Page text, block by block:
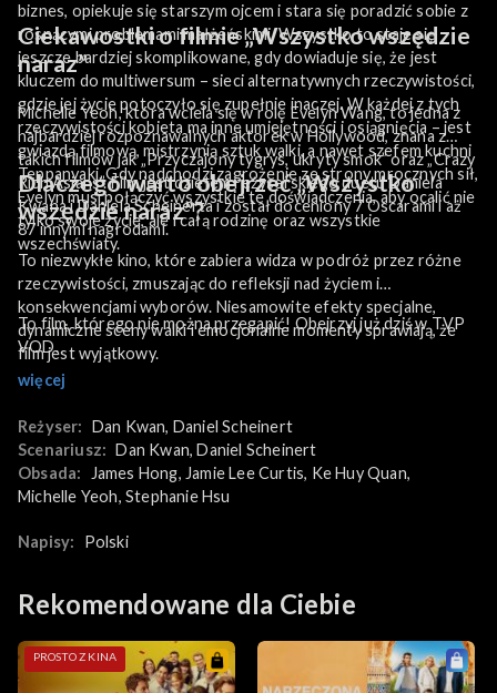
biznes, opiekuje się starszym ojcem i stara się poradzić sobie z
rosnącymi problemami małżeńskimi. Wszystko to staje się
jeszcze bardziej skomplikowane, gdy dowiaduje się, że jest
kluczem do multiwersum – sieci alternatywnych rzeczywistości,
gdzie jej życie potoczyło się zupełnie inaczej. W każdej z tych
rzeczywistości kobieta ma inne umiejętności i osiągnięcia – jest
gwiazdą filmową, mistrzynią sztuk walki, a nawet szefem kuchni
Teppanyaki. Gdy nadchodzi zagrożenie ze strony mrocznych sił,
Evelyn musi połączyć wszystkie te doświadczenia, aby ocalić nie
tylko swoje życie, ale i całą rodzinę oraz wszystkie
wszechświaty.
Ciekawostki o filmie „Wszystko wszędzie
naraz”
Michelle Yeoh, która wciela się w rolę Evelyn Wang, to jedna z
najbardziej rozpoznawalnych aktorek w Hollywood, znana z
takich filmów jak „Przyczajony tygrys, ukryty smok” oraz „Crazy
Rich Asians”. Film jest dziełem reżyserskiego duetu Daniela
Kwana i Daniela Scheinerta i został doceniony 7 Oscarami i aż
87 innymi nagrodami.
Dlaczego warto obejrzeć „Wszystko
wszędzie naraz”?
To niezwykłe kino, które zabiera widza w podróż przez różne
rzeczywistości, zmuszając do refleksji nad życiem i
konsekwencjami wyborów. Niesamowite efekty specjalne,
dynamiczne sceny walki i emocjonalne momenty sprawiają, że
film jest wyjątkowy.
To film, którego nie można przegapić! Obejrzyj już dziś w TVP
VOD.
więcej
Reżyser: Dan Kwan, Daniel Scheinert
Scenariusz: Dan Kwan, Daniel Scheinert
Obsada:
James Hong, Jamie Lee Curtis, Ke Huy Quan,
Michelle Yeoh, Stephanie Hsu
Napisy: Polski
Rekomendowane dla Ciebie
PROSTO Z KINA